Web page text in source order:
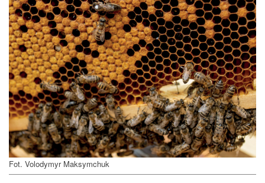
Fot. Volodymyr Maksymchuk